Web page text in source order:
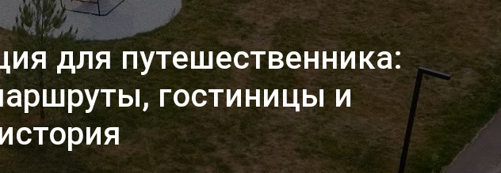
для путешественника:
гостиницы и